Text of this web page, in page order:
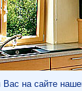
Вас на сайте